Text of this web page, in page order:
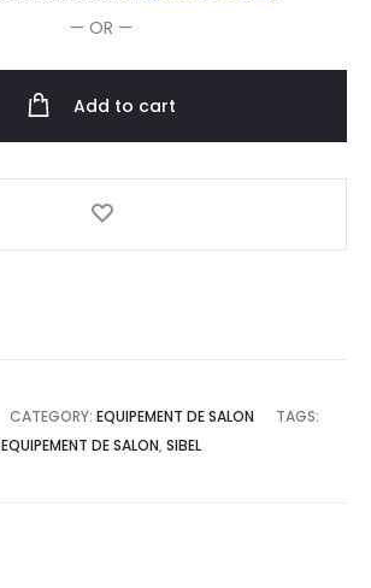
— OR —
Add to cart
CATEGORY: EQUIPEMENT DE SALON
TAGS:
EQUIPEMENT DE SALON, SIBEL